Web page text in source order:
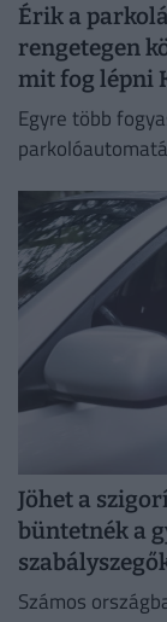
Érik a
rengetegen
mit fog lépni
Egyre több
Jöhet a
büntetnék a
Számos